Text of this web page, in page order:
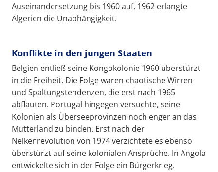
Auseinandersetzung bis 1960 auf, 1962 erlangte
Algerien die Unabhängigkeit.
Konflikte in den jungen Staaten
Belgien entließ seine Kongokolonie 1960 überstürzt
in die Freiheit. Die Folge waren chaotische Wirren
und Spaltungstendenzen, die erst nach 1965
abflauten. Portugal hingegen versuchte, seine
Kolonien als Überseeprovinzen noch enger an das
Mutterland zu binden. Erst nach der
Nelkenrevolution von 1974 verzichtete es ebenso
überstürzt auf seine kolonialen Ansprüche. In Angola
entwickelte sich in der Folge ein Bürgerkrieg.